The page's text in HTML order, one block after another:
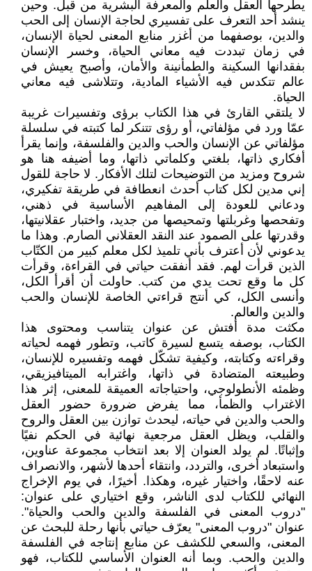
يطرحها العقل والعلم والمعرفة البشرية من قبل. وحين
ينشد أحد التعرف على تفسيري لحاجة الإنسان إلى الحب
والدين، بوصفهما من أغزر منابع المعنى لحياة الإنسان،
في زمان تبددت فيه معاني الحياة، وخسر الإنسان
بفقدانها السكينة والطمأنينة والأمان، وأصبح يعيش في
عالم تتكدس فيه الأشياء المادية، وتتلاشى فيه معاني
الحياة.
لا يلتقي القارئ في هذا الكتاب برؤى وتفسيرات غريبة
عمّا ورد في مؤلفاتي، أو رؤى تتنكر لما كتبته في سلسلة
مؤلفاتي عن الإنسان والحب والدين والفلسفة، وإنما يقرأ
أفكاري ذاتها، بلغتي وكلماتي ذاتها، وما أضيفه هنا هو
شروح ومزيد من التوضيحات لتلك الأفكار. لا حاجة للقول
إني مدين لكل كتاب أحدث انعطافة في طريقة تفكيري،
ودعاني للعودة إلى المفاهيم الأساسية في ذهني،
وتفحصها وغربلتها وتمحيصها من جديد، واختبار عقلانيتها،
وقدرتها على الصمود عند النقد العقلاني الصارم. وهذا ما
يدعوني لأن أعترف بأني تلميذ لكل معلم كبير من الكتّاب
الذين قرأت لهم. فقد أنفقت حياتي في القراءة، وقرأت
كل ما وقع تحت يدي من كتب. حاولت أن أقرأ الكل،
وأنسى الكل، كي أنتج قراءتي الخاصة للإنسان والحب
والدين والعالم.
مكثت مدة أفتش عن عنوان يتناسب ومحتوى هذا
الكتاب، بوصفه يتسع لسيرة كاتب، وتطور فهمه لحياته
وقراءته وكتابته، وكيفية تشكّل فهمه وتفسيره للإنسان،
وطبيعته المتضادة في ذاتها، واغترابه الميتافيزيقي،
وظمئه الأنطولوجي، واحتياجاته العميقة للمعنى، إثر هذا
الاغتراب والظمأ، مما يفرض ضرورة حضور العقل
والحب والدين في حياته، ليحدث توازن بين العقل والروح
والقلب، ويظل العقل مرجعية نهائية في الحكم نفيًا
وإثباتًا. لم يولد العنوان إلا بعد انتخاب مجموعة عناوين،
واستبعاد أخرى، والتردد، وانتقاء أحدها لأشهر، والانصراف
عنه لاحقًا، واختيار غيره، وهكذا. أخيرًا، في يوم الإخراج
النهائي للكتاب لدى الناشر، وقع اختياري على عنوان:
"دروب المعنى في الفلسفة والدين والحب والحياة".
عنوان "دروب المعنى" يعرّف حياتي بأنها رحلة للبحث عن
المعنى، والسعي للكشف عن منابع إنتاجه في الفلسفة
والدين والحب. وبما أنه العنوان الأساسي للكتاب، فهو